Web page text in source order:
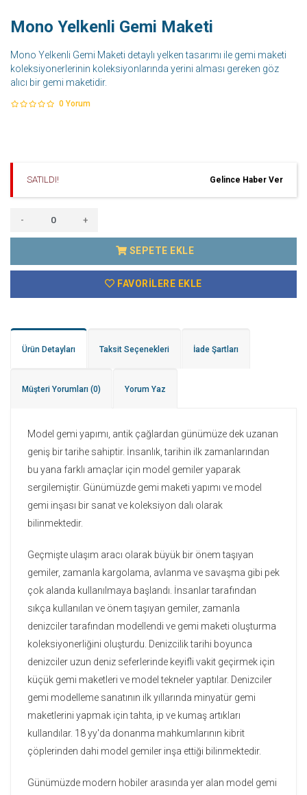
Mono Yelkenli Gemi Maketi
Mono Yelkenli Gemi Maketi detaylı yelken tasarımı ile gemi maketi
koleksiyonerlerinin koleksiyonlarında yerini alması gereken göz
alıcı bir gemi maketidir.
0 Yorum
SATILDI! Gelince Haber Ver
- +
SEPETE EKLE
FAVORILERE EKLE
Ürün Detayları Taksit Seçenekleri İade Şartları
Müşteri Yorumları (0) Yorum Yaz
Model gemi yapımı, antik çağlardan günümüze dek uzanan
geniş bir tarihe sahiptir. İnsanlık, tarihin ilk zamanlarından
bu yana farklı amaçlar için model gemiler yaparak
sergilemiştir. Günümüzde gemi maketi yapımı ve model
gemi inşası bir sanat ve koleksiyon dalı olarak
bilinmektedir.
Geçmişte ulaşım aracı olarak büyük bir önem taşıyan
gemiler, zamanla kargolama, avlanma ve savaşma gibi pek
çok alanda kullanılmaya başlandı. İnsanlar tarafından
sıkça kullanılan ve önem taşıyan gemiler, zamanla
denizciler tarafından modellendi ve gemi maketi oluşturma
koleksiyonerliğini oluşturdu. Denizcilik tarihi boyunca
denizciler uzun deniz seferlerinde keyifli vakit geçirmek için
küçük gemi maketleri ve model tekneler yaptılar. Denizciler
gemi modelleme sanatının ilk yıllarında minyatür gemi
maketlerini yapmak için tahta, ip ve kumaş artıkları
kullandılar. 18 yy'da donanma mahkumlarının kibrit
çöplerinden dahi model gemiler inşa ettiği bilinmektedir.
Günümüzde modern hobiler arasında yer alan model gemi